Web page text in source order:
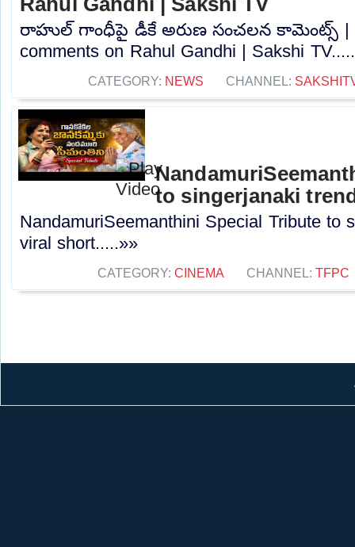
రాహుల్ గాంధీపై డీకే అరుణ సంచలన కామెంట్స్ |
comments on Rahul Gandhi | Sakshi
CATEGORY: NEWS CHANNEL:
to singerjanaki
NandamuriSeemanthini Special Tribute to
viral short.....»»
CATEGORY: CINEMA CHANNEL: TFPC